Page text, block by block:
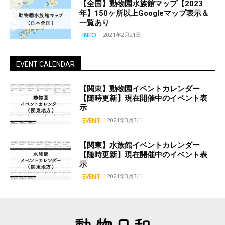
【全国】動物園水族館マップ【2023
年】150ヶ所以上Googleマップ表示＆
一覧あり
INFO 2021年2月21日
EVENT CALENDAR
【関東】動物園イベントカレンダー
【随時更新】現在開催中のイベント表
示
EVENT 2021年3月3日
【関東】水族館イベントカレンダー
【随時更新】現在開催中のイベント表
示
EVENT 2021年3月3日